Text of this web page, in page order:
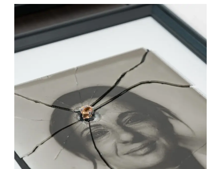
KENNENLERN-WORKSHOP
TEAM-WORKSHOP
FORTGESCHRITTENEN-WORKSHOP
DURCHSTARTER-WORKSHOP
KOLLODIUM SEMINAR
STUDIO-MIETE
SHOP
ANGEBOT
IMPERIAL COLLODION PORTRAIT
EVENTS
HOCHZEITEN
AUTOFOTOGRAFIE
FAQS
GALERIE
KONTAKT
PRESSEBERICHTE
ALLGEMEINE GESCHÄFTSBEDINGUNGEN
WIDERRUFSBELEHRUNG
DATENSCHUTZ